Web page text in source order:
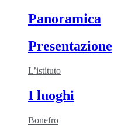
Panoramica
Presentazione
L’istituto
I luoghi
Bonefro